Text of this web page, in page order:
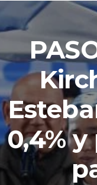
0,4%